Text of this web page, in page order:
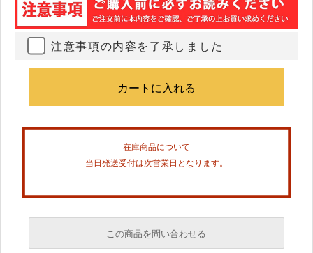
注意事項の内容を了承しました
在庫商品について
当日発送受付は次営業日となります。
この商品を問い合わせる